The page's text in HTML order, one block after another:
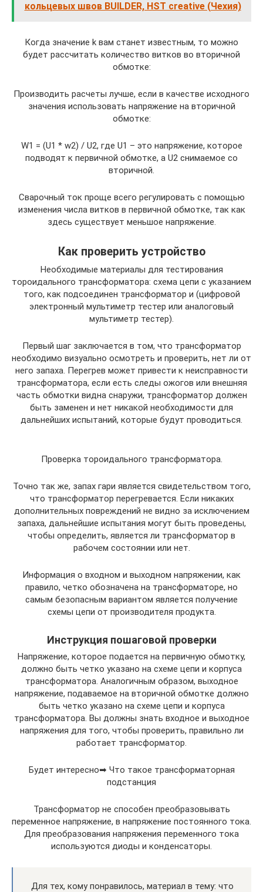
кольцевых швов BUILDER, HST creative (Чехия)
Когда значение k вам станет известным, то можно
будет рассчитать количество витков во вторичной
обмотке:
Производить расчеты лучше, если в качестве исходного
значения использовать напряжение на вторичной
обмотке:
W1 = (U1 * w2) / U2, где U1 – это напряжение, которое
подводят к первичной обмотке, а U2 снимаемое со
вторичной.
Сварочный ток проще всего регулировать с помощью
изменения числа витков в первичной обмотке, так как
здесь существует меньшое напряжение.
Как проверить устройство
Необходимые материалы для тестирования
тороидального трансформатора: схема цепи с указанием
того, как подсоединен трансформатор и (цифровой
электронный мультиметр тестер или аналоговый
мультиметр тестер).
Первый шаг заключается в том, что трансформатор
необходимо визуально осмотреть и проверить, нет ли от
него запаха. Перегрев может привести к неисправности
трансформатора, если есть следы ожогов или внешняя
часть обмотки видна снаружи, трансформатор должен
быть заменен и нет никакой необходимости для
дальнейших испытаний, которые будут проводиться.
Проверка тороидального трансформатора.
Точно так же, запах гари является свидетельством того,
что трансформатор перегревается. Если никаких
дополнительных повреждений не видно за исключением
запаха, дальнейшие испытания могут быть проведены,
чтобы определить, является ли трансформатор в
рабочем состоянии или нет.
Информация о входном и выходном напряжении, как
правило, четко обозначена на трансформаторе, но
самым безопасным вариантом является получение
схемы цепи от производителя продукта.
Инструкция пошаговой проверки
Напряжение, которое подается на первичную обмотку,
должно быть четко указано на схеме цепи и корпуса
трансформатора. Аналогичным образом, выходное
напряжение, подаваемое на вторичной обмотке должно
быть четко указано на схеме цепи и корпуса
трансформатора. Вы должны знать входное и выходное
напряжения для того, чтобы проверить, правильно ли
работает трансформатор.
Будет интересно➡ Что такое трансформаторная
подстанция
Трансформатор не способен преобразовывать
переменное напряжение, в напряжение постоянного тока.
Для преобразования напряжения переменного тока
используются диоды и конденсаторы.
Для тех, кому понравилось, материал в тему: что